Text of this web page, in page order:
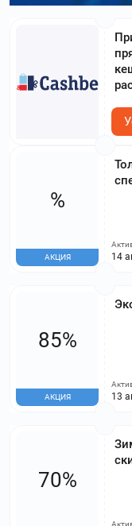
%
АКЦИЯ 14
85%
АКЦИЯ 13
70%